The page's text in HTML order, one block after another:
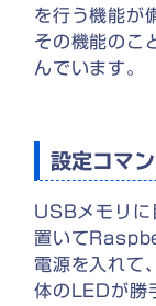
を行う機能が
その機能のこ
んでいます。
設定コマ
USBメモリに
置いて
電源を入れて
体のLEDが勝